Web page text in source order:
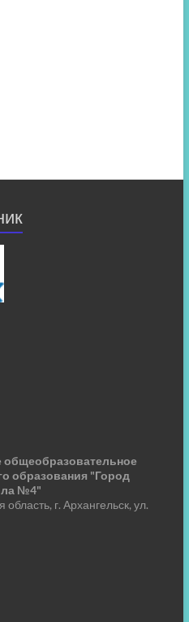
образования "Город
№4"
г. Архангельск, ул.